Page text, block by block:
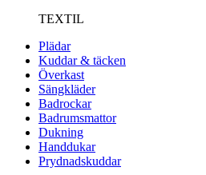
TEXTIL
Plädar
Kuddar & täcken
Överkast
Sängkläder
Badrockar
Badrumsmattor
Dukning
Handdukar
Prydnadskuddar